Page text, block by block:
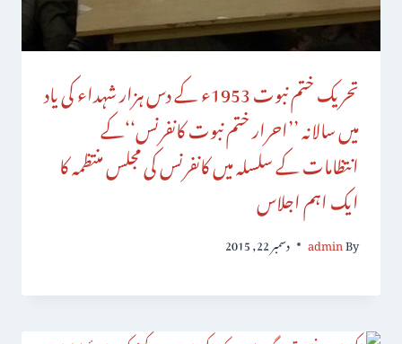
تحریک ختم نبوت 1953ء کے دس ہزار شہداء کی یاد
میں سالانہ ’’احرار ختم نبوت کانفرنس‘‘کے
انتظامات کے سلسلہ میں کانفرنس کی مجلس منتظمہ کا
ایک اہم اجلاس
By
admin دسمبر 22, 2015